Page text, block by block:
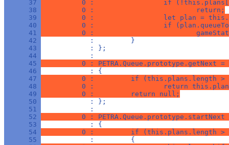
      37
0 :                 if
      38
          0 :                         return;
      39
0 :                 let plan =
      40
0 :                 if
      41
0 :
      42
            :         }
      43
            : };
      44
            :
      45
0 : PETRA.Queue.prototype.getNext =
      46
            : {
      47
0 :         if (this.plans.length >
      48
0 :                 return
      49
          0 :         return null;
      50
            : };
      51
            :
      52
0 : PETRA.Queue.prototype.startNext
      53
            : {
      54
0 :         if (this.plans.length >
      55
            :         {